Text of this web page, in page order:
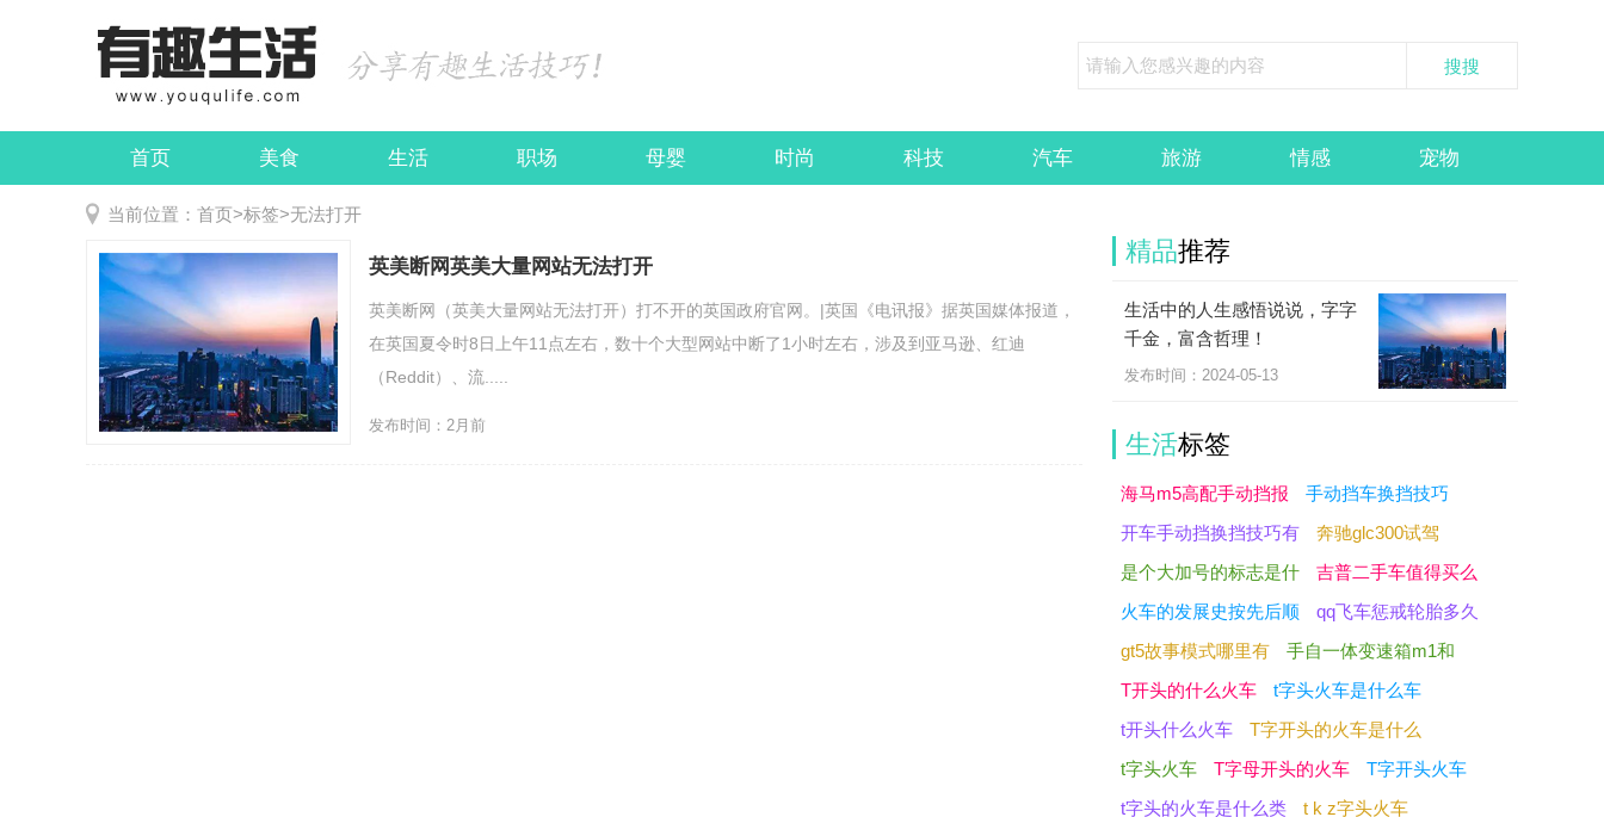
首页 美食 生活 职场 母婴 时尚 科技 汽车 旅游 情感 宠物
娱乐 民俗
当前位置： 首页>标签>无法打开
英美断网英美大量网站无法打开
英美断网（英美大量网站无法打开）打不开的英国政府官网。|英国《电讯报》据英国媒体报道，
在英国夏令时8日上午11点左右，数十个大型网站中断了1小时左右，涉及到亚马逊、红迪
（Reddit）、流.....
发布时间：2月前
精品推荐
生活中的人生感悟说说，字字
千金，富含哲理！
发布时间：2024-05-13
生活标签
海马m5高配手动挡报
手动挡车换挡技巧
开车手动挡换挡技巧有
奔驰glc300试驾
是个大加号的标志是什
吉普二手车值得买么
火车的发展史按先后顺
qq飞车惩戒轮胎多久
gt5故事模式哪里有
手自一体变速箱m1和
T开头的什么火车
t字头火车是什么车
t开头什么火车
T字开头的火车是什么
t字头火车
T字母开头的火车
T字开头火车
t字头的火车是什么类
t k z字头火车